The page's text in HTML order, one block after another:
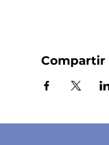
Compartir